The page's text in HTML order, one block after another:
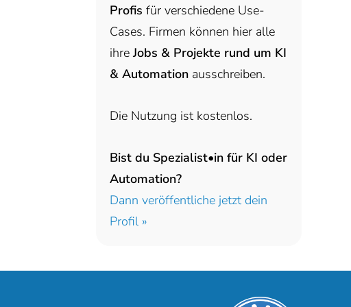
Profis für verschiedene Use-
Cases. Firmen können hier alle
ihreJobs & Projekte rund um KI
& Automation ausschreiben.
Die Nutzung ist kostenlos.
Bist du Spezialist•in für KI oder
Automation?
Dann veröffentliche jetzt dein
Profil »